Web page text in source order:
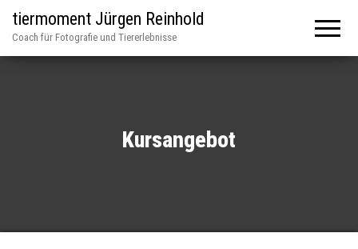
tiermoment Jürgen Reinhold
Coach für Fotografie und Tiererlebnisse
Kursangebot